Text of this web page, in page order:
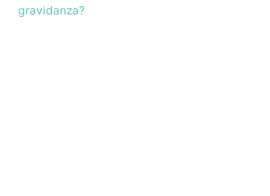
gravidanza?